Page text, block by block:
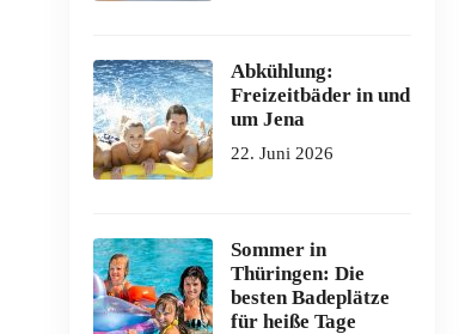
Abkühlung:
Freizeitbäder in und
um Jena
22. Juni 2026
Sommer in
Thüringen: Die
besten Badeplätze
für heiße Tage